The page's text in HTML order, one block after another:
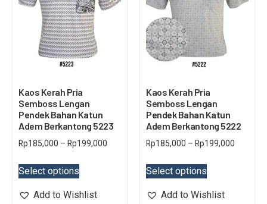
Kaos Kerah Pria
Semboss Lengan
Pendek Bahan Katun
Adem Berkantong 5223
Rp185,000 – Rp199,000
Select options
Add to Wishlist
Kaos Kerah Pria
Semboss Lengan
Pendek Bahan Katun
Adem Berkantong 5222
Rp185,000 – Rp199,000
Select options
Add to Wishlist